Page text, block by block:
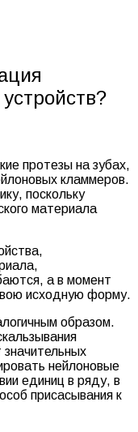
протезы на зубах,
кламмеров.
поскольку
материала
а в момент
исходную форму.
образом.
значительных
нейлоновые
единиц в ряду, в
присасывания к